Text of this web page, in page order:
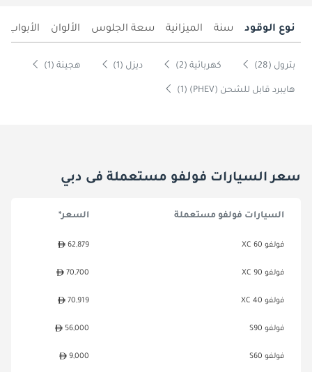
نوع الوقود سنة الميزانية سعة الجلوس الألوان الأبواب
بترول (28) كهربائية (2) ديزل (1) هجينة (1)
هايبرد قابل للشحن (PHEV) (1)
سعر السيارات فولفو مستعملة فى دبي
السيارات فولفو مستعملة السعر*
فولفو XC 60 62,879
فولفو XC 90 70,700
فولفو XC 40 70,919
فولفو S90 56,000
فولفو S60 9,000